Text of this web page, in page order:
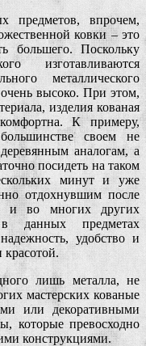
предметов, впрочем,
ковки – это
большего. Поскольку
изготавливаются
металлического
высоко. При этом,
изделия кованая
К примеру,
своем не
аналогам, а
посидеть на таком
минут и уже
отдохнувшим после
и во многих других
данных предметах
удобство и
красотой.
лишь металла, не
мастерских кованые
или декоративными
которые превосходно
конструкциями.